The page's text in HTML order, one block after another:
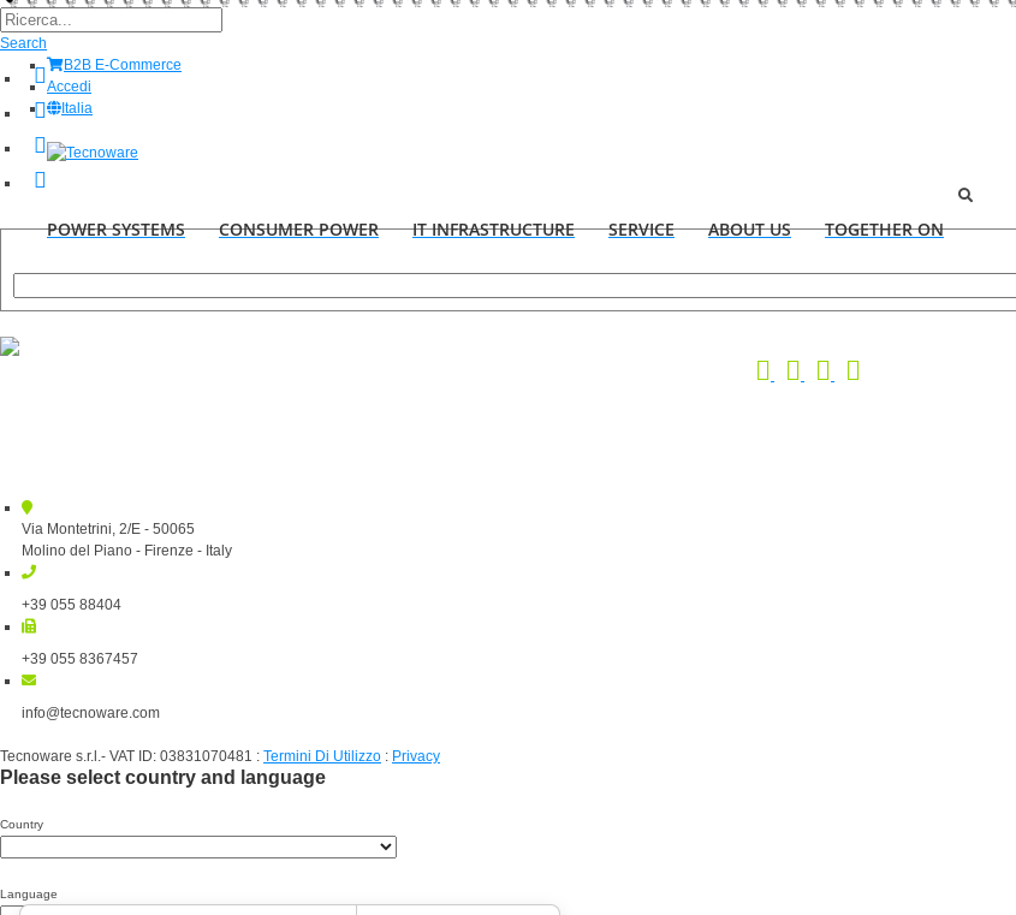
Search
B2B E-Commerce
Accedi
Italia
POWER SYSTEMS CONSUMER POWER IT INFRASTRUCTURE SERVICE ABOUT US TOGETHER ON
Via Montetrini, 2/E - 50065
Molino del Piano - Firenze - Italy
+39 055 88404
+39 055 8367457
info@tecnoware.com
Tecnoware s.r.l.- VAT ID: 03831070481 : Termini Di Utilizzo : Privacy
Please select country and language
Country
Language